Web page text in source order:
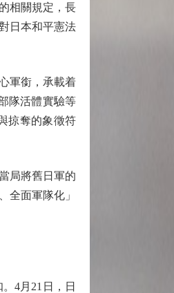
相關規定，長
日本和平憲法
軍銜，承載着
隊活體實驗等
掠奪的象徵符
局將舊日軍的
全面軍隊化」
4月21日，日